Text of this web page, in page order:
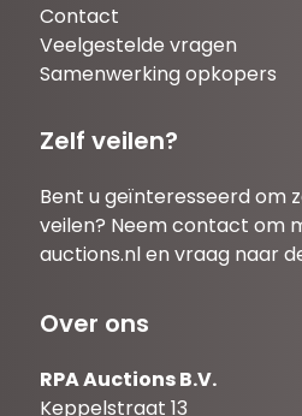
Contact
Veelgestelde vragen
Samenwerking opkopers
Zelf veilen?
Bent u geïnteresseerd om
veilen? Neem contact om
auctions.nlen vraag naar
Over ons
RPA Auctions B.V.
Keppelstraat 13